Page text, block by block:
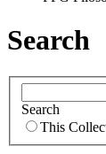
Search
Search
This